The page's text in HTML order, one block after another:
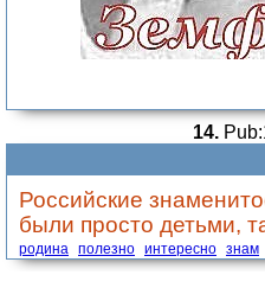
14.
Российские
были просто детьми,
родина полезно интересно знам